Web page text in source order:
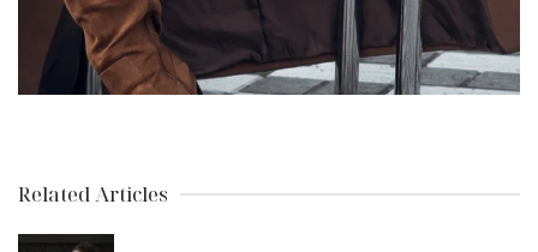
Related Articles